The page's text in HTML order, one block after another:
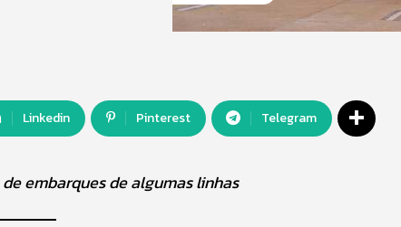
Linkedin Pinterest Telegram
embarques de algumas linhas